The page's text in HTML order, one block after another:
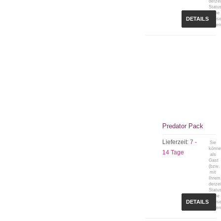
keine
DETAILS
Predator Pack
Lieferzeit:7 -
14 Tage
Sie
als
Gast
(bzw.
mit
Ihrem
keine
DETAILS